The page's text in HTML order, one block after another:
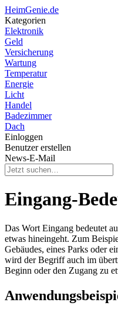
HeimGenie.de
Kategorien
Elektronik
Geld
Versicherung
Wartung
Temperatur
Energie
Licht
Handel
Badezimmer
Dach
Einloggen
Benutzer erstellen
News-E-Mail
Eingang-
Das Wort Eingang bedeutet
etwas hineingeht. Zum
Gebäudes, eines Parks oder
wird der Begriff auch im
Beginn oder den Zugang zu